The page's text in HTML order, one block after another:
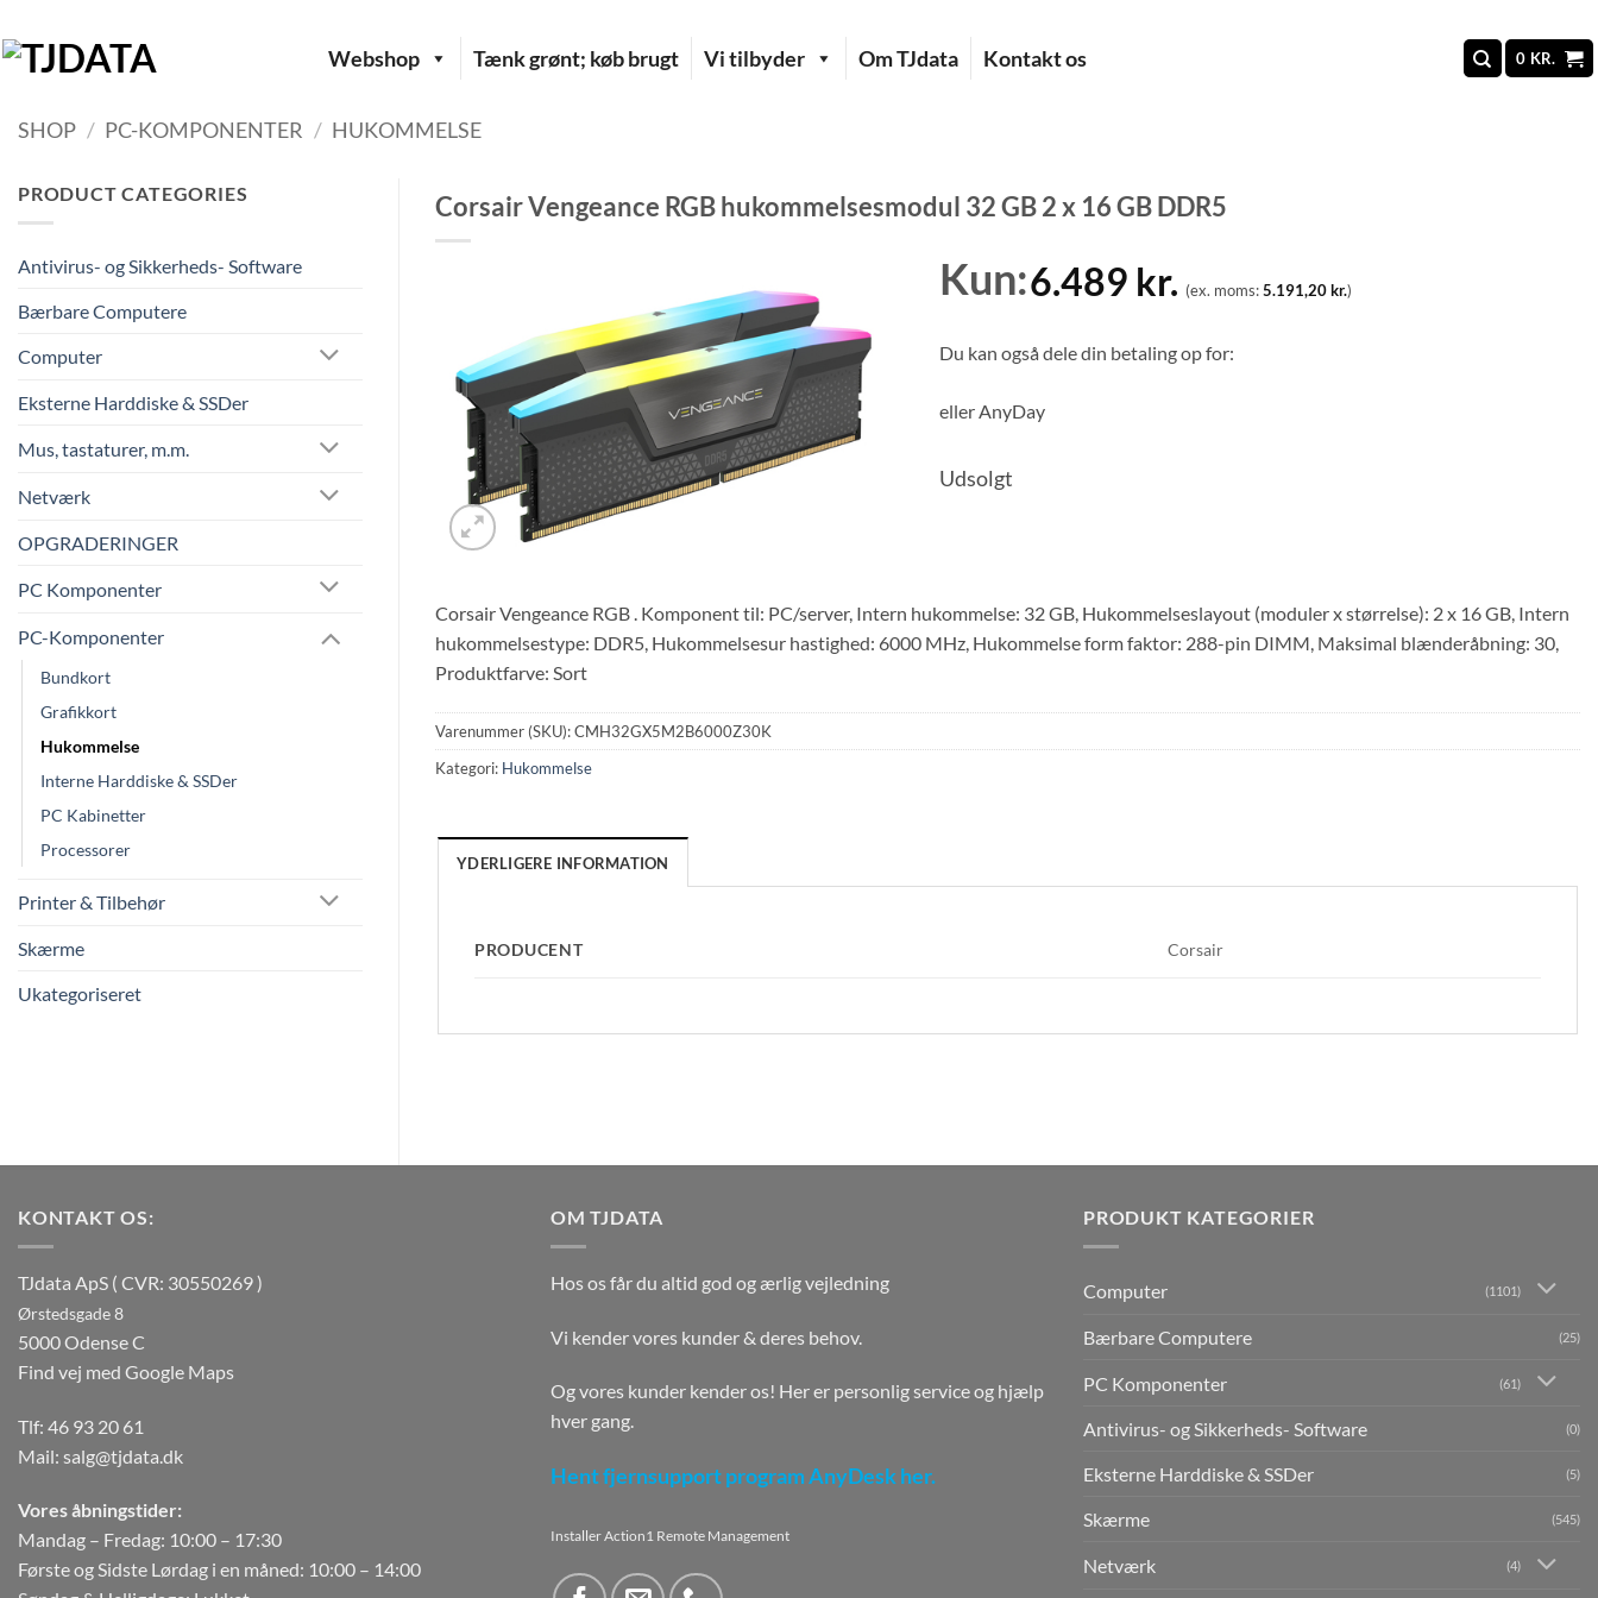
til
indhold
Webshop Tænk grønt; køb brugt Vi tilbyder Om TJdata Kontakt os 0 KR.
SHOP / PC-KOMPONENTER / HUKOMMELSE
PRODUCT CATEGORIES
Antivirus- og Sikkerheds- Software
Bærbare Computere
Computer
Eksterne Harddiske & SSDer
Mus, tastaturer, m.m.
Netværk
OPGRADERINGER
PC Komponenter
PC-Komponenter
Bundkort
Grafikkort
Hukommelse
Interne Harddiske & SSDer
PC Kabinetter
Processorer
Printer & Tilbehør
Skærme
Ukategoriseret
Corsair Vengeance RGB hukommelsesmodul 32 GB 2 x 16 GB DDR5
Kun:6.489 kr. (ex. moms:5.191,20kr.)
Du kan også dele din betaling op for:
ellerAnyDay
Udsolgt
Corsair Vengeance RGB . Komponent til: PC/server, Intern hukommelse: 32 GB, Hukommelseslayout (moduler x størrelse): 2 x 16 GB, Intern
hukommelsestype: DDR5, Hukommelsesur hastighed: 6000 MHz, Hukommelse form faktor: 288-pin DIMM, Maksimal blænderåbning: 30,
Produktfarve: Sort
Varenummer (SKU):CMH32GX5M2B6000Z30K
Kategori: Hukommelse
YDERLIGERE INFORMATION
PRODUCENT Corsair
KONTAKT OS:
TJdata ApS ( CVR: 30550269 )
Ørstedsgade 8
5000 Odense C
Find vej med Google Maps
Tlf: 46 93 20 61
Mail: salg@tjdata.dk
Vores åbningstider:
Mandag – Fredag: 10:00 – 17:30
Første og Sidste Lørdag i en måned: 10:00 – 14:00
OM TJDATA
Hos os får du altid god og ærlig vejledning
Vi kender vores kunder & deres behov.
Og vores kunder kender os! Her er personlig service og hjælp
hver gang.
Hent fjernsupport program AnyDesk her.
Installer Action1 Remote Management
PRODUKT KATEGORIER
Computer (1101)
Bærbare Computere (25)
PC Komponenter (61)
Antivirus- og Sikkerheds- Software (0)
Eksterne Harddiske & SSDer (5)
Skærme (545)
Netværk (4)